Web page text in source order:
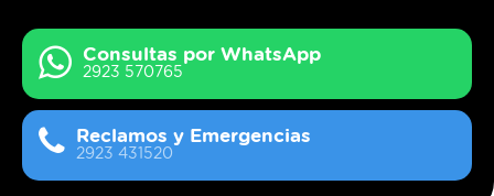
Consultas por WhatsApp
2923 570765
Reclamos y Emergencias
2923 431520